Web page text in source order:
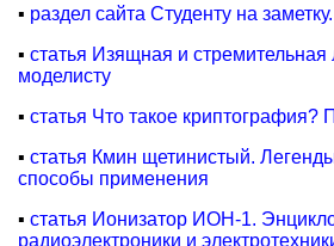
▪ раздел сайта Студенту на
▪ статья Изящная и
моделисту
▪ статья Что такое криптография?
▪ статья Кмин щетинистый.
способы применения
▪ статья Ионизатор ИОН-1.
радиоэлектроники и